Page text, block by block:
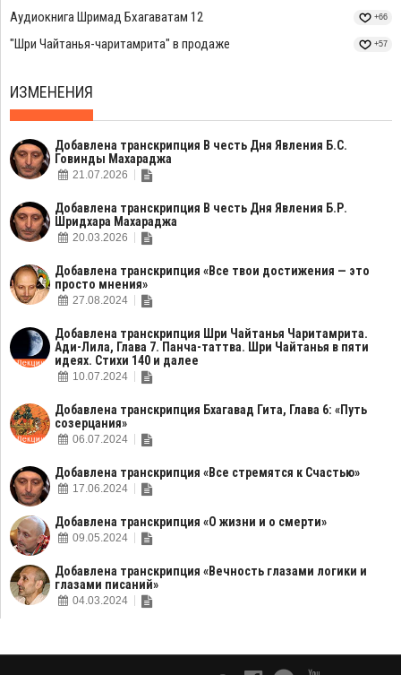
Аудиокнига Шримад Бхагаватам 12 +66
"Шри Чайтанья-чаритамрита" в продаже +57
ИЗМЕНЕНИЯ
Добавлена транскрипция В честь Дня Явления Б.С.
Говинды Махараджа
21.07.2026
Добавлена транскрипция В честь Дня Явления Б.Р.
Шридхара Махараджа
20.03.2026
Добавлена транскрипция «Все твои достижения — это
просто мнения»
27.08.2024
Добавлена транскрипция Шри Чайтанья Чаритамрита.
Ади-Лила, Глава 7. Панча-таттва. Шри Чайтанья в пяти
идеях. Стихи 140 и далее
10.07.2024
Добавлена транскрипция Бхагавад Гита, Глава 6: «Путь
созерцания»
06.07.2024
Добавлена транскрипция «Все стремятся к Счастью»
17.06.2024
Добавлена транскрипция «О жизни и о смерти»
09.05.2024
Добавлена транскрипция «Вечность глазами логики и
глазами писаний»
04.03.2024